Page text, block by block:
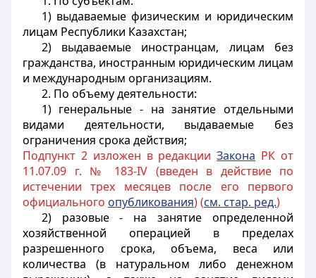
1) выдаваемые физическим и юридическим
лицам Республики Казахстан;
2) выдаваемые иностранцам, лицам без
гражданства, иностранным юридическим лицам
и международным организациям.
2. По объему деятельности:
1) генеральные - на занятие отдельными
видами деятельности, выдаваемые без
ограничения срока действия;
Подпункт 2 изложен в редакцииЗакона РК от
11.07.09 г. № 183-IV (введен в действие по
истечении трех месяцев после его первого
официального опубликования) (см. стар. ред.)
2) разовые - на занятие определенной
хозяйственной операцией в пределах
разрешенного срока, объема, веса или
количества (в натуральном либо денежном